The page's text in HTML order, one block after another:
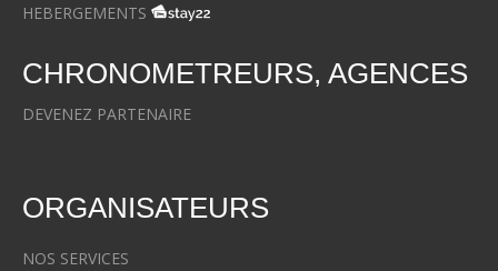
HEBERGEMENTS
CHRONOMETREURS, AGENCES
DEVENEZ PARTENAIRE
ORGANISATEURS
NOS SERVICES